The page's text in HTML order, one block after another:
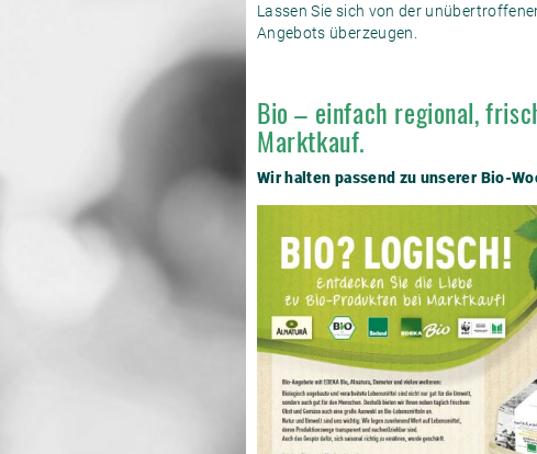
Lassen Sie sich von der
Angebots überzeugen.
Bio – einfach regional,
Marktkauf.
Wir halten passend zu unserer Bio-